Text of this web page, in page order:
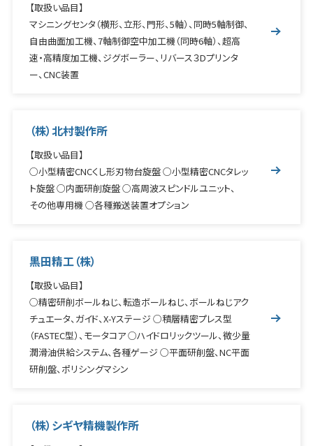
【取扱い品目】
マシニングセンタ（横形、立形、門形、5軸）、同時5軸制御、
自由曲面加工機、7軸制御空中加工機（同時6軸）、超高
速・高精度加工機、ジグボーラー、リバース３Dプリンタ
ー、CNC装置
（株）北村製作所
【取扱い品目】
○小型精密CNCくし形刃物台旋盤 ○小型精密CNCタレッ
ト旋盤 ○内面研削旋盤 ○高周波スピンドルユニット、
その他専用機 ○各種搬送装置オプション
黒田精工（株）
【取扱い品目】
○精密研削ボールねじ、転造ボールねじ、ボールねじアク
チュエータ、ガイド、X-Yステージ ○積層精密プレス型
（FASTEC型）、モータコア ○ハイドロリックツール、微少量
潤滑油供給システム、各種ゲージ ○平面研削盤、NC平面
研削盤、ポリシングマシン
（株）シギヤ精機製作所